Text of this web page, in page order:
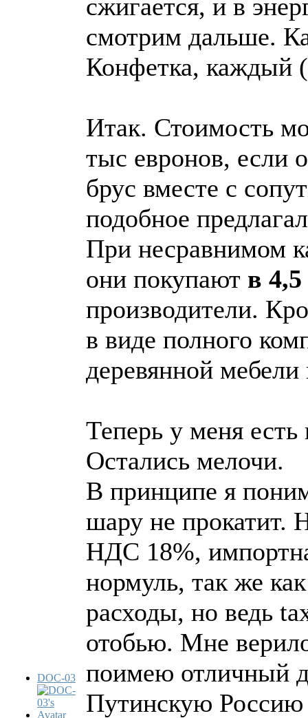
DOC-03
сжигается, и в
смотрим дальше.
Конфетка, каждый
Итак. Стоимость
тыс евронов, если
брус вместе с
подобное
При несравнимом
они покупают в
производители.
в виде полного
деревянной мебели
Теперь у меня есть
Остались мелочи.
В принципе я
шару не прокатит.
НДС 18%,
нормуль, так же
расходы, но ведь
отобью. Мне
поимею отличный
Путинскую Россию